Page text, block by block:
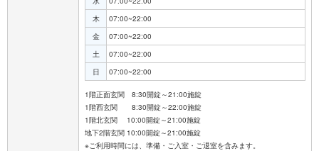
木
07:00~22:00
金
07:00~22:00
土
07:00~22:00
日
07:00~22:00
1階正面玄関 8:30開錠～21:00施錠
1階西玄関 8:30開錠～22:00施錠
1階北玄関 10:00開錠～21:00施錠
地下2階玄関 10:00開錠～21:00施錠
※ご利用時間には、準備・ご入室・ご退室を含みます。